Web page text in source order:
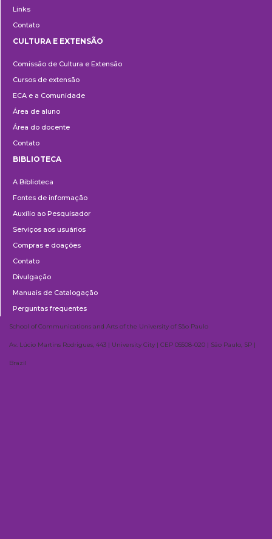
Links
Contato
e
Extensão
CULTURA E EXTENSÃO
Comissão de Cultura e Extensão
Cursos de extensão
ECA e a Comunidade
Área de aluno
Área do docente
Contato
BIBLIOTECA
A Biblioteca
Fontes de informação
Auxílio ao Pesquisador
Serviços aos usuários
Compras e doações
Contato
Divulgação
Manuais de Catalogação
Perguntas frequentes
School of Communications and Arts of the University of São Paulo
Av. Lúcio Martins Rodrigues, 443 | University City | CEP 05508-020 | São Paulo, SP |
Brazil